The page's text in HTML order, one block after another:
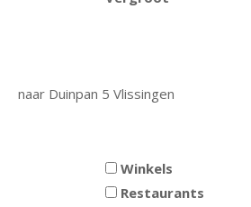
naar Duinpan 5 Vlissingen
Winkels
Restaurants